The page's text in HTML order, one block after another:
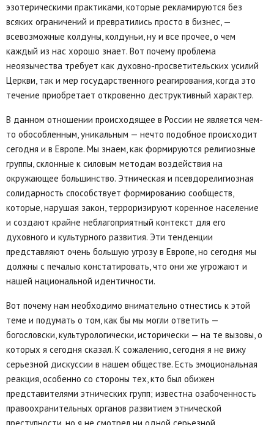
эзотерическими практиками, которые рекламируются без
всяких ограничений и превратились просто в бизнес, —
всевозможные колдуны, колдуньи, ну и все прочее, о чем
каждый из нас хорошо знает. Вот почему проблема
неоязычества требует как духовно-просветительских усилий
Церкви, так и мер государственного реагирования, когда это
течение приобретает откровенно деструктивный характер.
В данном отношении происходящее в России не является чем-
то обособленным, уникальным — нечто подобное происходит
сегодня и в Европе. Мы знаем, как формируются религиозные
группы, склонные к силовым методам воздействия на
окружающее большинство. Этническая и псевдорелигиозная
солидарность способствует формированию сообществ,
которые, нарушая закон, терроризируют коренное население
и создают крайне неблагоприятный контекст для его
духовного и культурного развития. Эти тенденции
представляют очень большую угрозу в Европе, но сегодня мы
должны с печалью констатировать, что они же угрожают и
нашей национальной идентичности.
Вот почему нам необходимо внимательно отнестись к этой
теме и подумать о том, как бы мы могли ответить —
богословски, культурологически, исторически — на те вызовы, о
которых я сегодня сказал. К сожалению, сегодня я не вижу
серьезной дискуссии в нашем обществе. Есть эмоциональная
реакция, особенно со стороны тех, кто был обижен
представителями этнических групп; известна озабоченность
правоохранительных органов развитием этнической